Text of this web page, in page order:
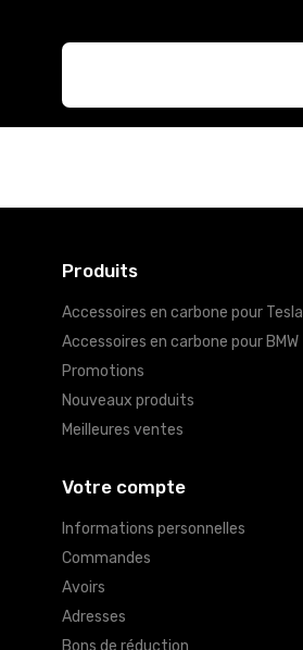
Produits
Accessoires en carbone pour Tesla
Accessoires en carbone pour BMW
Promotions
Nouveaux produits
Meilleures ventes
Votre compte
Informations personnelles
Commandes
Avoirs
Adresses
Bons de réduction